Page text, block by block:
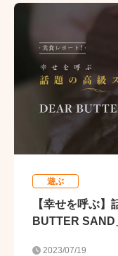
遊ぶ
【幸せを呼ぶ
BUTTER SAND
2023/07/19